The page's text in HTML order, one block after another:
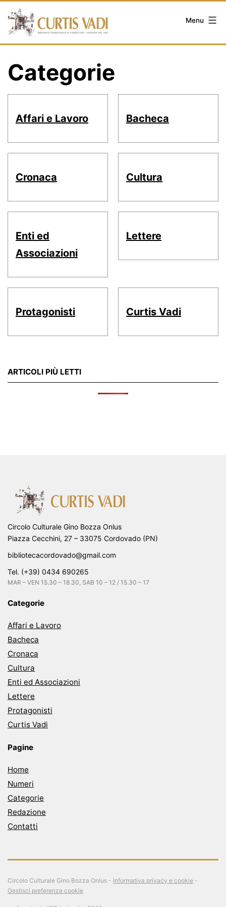
Salta
contenuto
Menu
Categorie
Affari e Lavoro Bacheca
Cronaca Cultura
Enti ed
Associazioni
Lettere
Protagonisti Curtis Vadi
ARTICOLI PIÙ LETTI
Circolo Culturale Gino Bozza Onlus
Piazza Cecchini, 27 – 33075 Cordovado (PN)
bibliotecacordovado@gmail.com
Tel. (+39) 0434 690265
MAR – VEN 15.30 – 18.30, SAB 10 – 12 / 15.30 – 17
Categorie
Affari e Lavoro
Bacheca
Cronaca
Cultura
Enti ed Associazioni
Lettere
Protagonisti
Curtis Vadi
Pagine
Home
Numeri
Categorie
Redazione
Contatti
Circolo Culturale Gino Bozza Onlus - Informativa privacy e cookie -
Gestisci preferenze cookie